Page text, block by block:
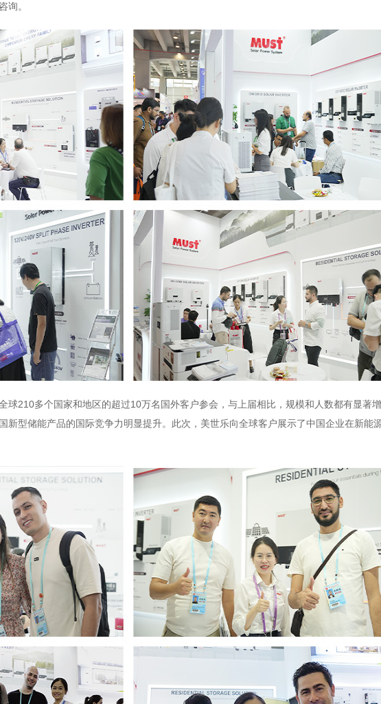
询。
210多个国家和地区的超过10万名国外客户参会，与上届相比，规模和人数都有显著增
新型储能产品的国际竞争力明显提升。此次，美世乐向全球客户展示了中国企业在新能